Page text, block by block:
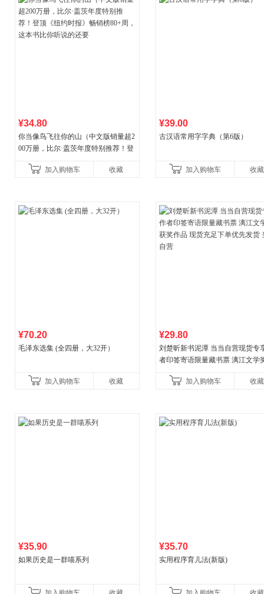
¥34.80
你当像鸟飞往你的山（中文版销量超2
00万册，比尔·盖茨年度特别推荐！登
比你听说的还要
加入购物车 收藏
¥39.00
古汉语常用字字典（第6版）
加入购物车 收藏
¥70.20
毛泽东选集 (全四册，大32开）
加入购物车 收藏
¥29.80
刘楚昕新书泥潭 当当自营现货专
者印签寄语限量藏书票 漓江文学
加入购物车 收藏
¥35.90
如果历史是一群喵系列
¥35.70
实用程序育儿法(新版)